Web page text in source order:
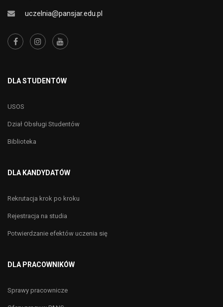
uczelnia@pansjar.edu.pl
DLA STUDENTÓW
USOS
Dział Obsługi Studentów
Biblioteka
DLA KANDYDATÓW
Rekrutacja krok po kroku
Rejestracja na studia
Potwierdzanie efektów uczenia się
DLA PRACOWNIKÓW
Sprawy pracownicze